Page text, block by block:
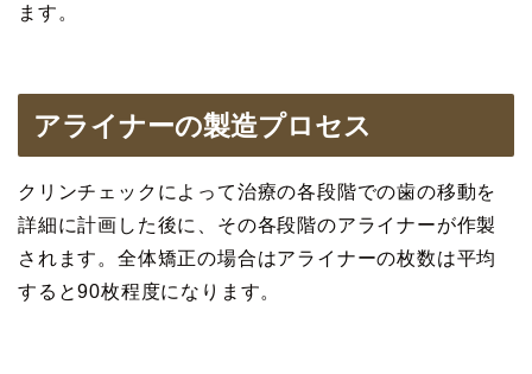
ます。
アライナーの製造プロセス
クリンチェックによって治療の各段階での歯の移動を
詳細に計画した後に、その各段階のアライナーが作製
されます。全体矯正の場合はアライナーの枚数は平均
すると90枚程度になります。